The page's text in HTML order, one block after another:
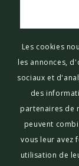
COLLIER
€319,00
Lire
Les cookies
les annonces,
sociaux et
des
partenaires de
peuvent
vous leur avez
utilisation de